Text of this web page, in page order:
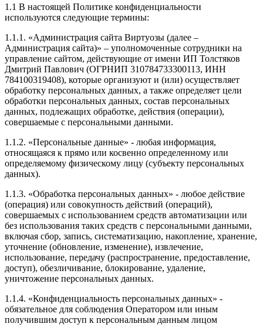
1.1 В настоящей Политике конфиденциальности
используются следующие термины:
1.1.1. «Администрация сайта Виртуозы (далее –
Администрация сайта)» – уполномоченные сотрудники на
управление сайтом, действующие от имени ИП Толстяков
Дмитрий Павлович (ОГРНИП 310784733300113, ИНН
784100319408), которые организуют и (или) осуществляет
обработку персональных данных, а также определяет цели
обработки персональных данных, состав персональных
данных, подлежащих обработке, действия (операции),
совершаемые с персональными данными.
1.1.2. «Персональные данные» - любая информация,
относящаяся к прямо или косвенно определенному или
определяемому физическому лицу (субъекту персональных
данных).
1.1.3. «Обработка персональных данных» - любое действие
(операция) или совокупность действий (операций),
совершаемых с использованием средств автоматизации или
без использования таких средств с персональными данными,
включая сбор, запись, систематизацию, накопление, хранение,
уточнение (обновление, изменение), извлечение,
использование, передачу (распространение, предоставление,
доступ), обезличивание, блокирование, удаление,
уничтожение персональных данных.
1.1.4. «Конфиденциальность персональных данных» -
обязательное для соблюдения Оператором или иным
получившим доступ к персональным данным лицом